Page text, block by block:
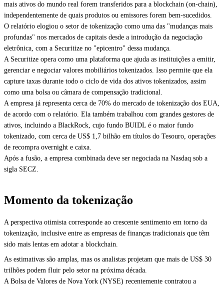
mais ativos do mundo real forem transferidos para a blockchain (on-chain),
independentemente de quais produtos ou emissores forem bem-sucedidos.
O relatório elogiou o setor de tokenização como uma das "mudanças mais
profundas" nos mercados de capitais desde a introdução da negociação
eletrônica, com a Securitize no "epicentro" dessa mudança.
A Securitize opera como uma plataforma que ajuda as instituições a emitir,
gerenciar e negociar valores mobiliários tokenizados. Isso permite que ela
capture taxas durante todo o ciclo de vida dos ativos tokenizados, assim
como uma bolsa ou câmara de compensação tradicional.
A empresa já representa cerca de 70% do mercado de tokenização dos EUA,
de acordo com o relatório. Ela também trabalhou com grandes gestores de
ativos, incluindo a BlackRock, cujo fundo BUIDL é o maior fundo
tokenizado, com cerca de US$ 1,7 bilhão em títulos do Tesouro, operações
de recompra overnight e caixa.
Após a fusão, a empresa combinada deve ser negociada na Nasdaq sob a
sigla SECZ.
Momento da tokenização
A perspectiva otimista corresponde ao crescente sentimento em torno da
tokenização, inclusive entre as empresas de finanças tradicionais que têm
sido mais lentas em adotar a blockchain.
As estimativas são amplas, mas os analistas projetam que mais de US$ 30
trilhões podem fluir pelo setor na próxima década.
A Bolsa de Valores de Nova York (NYSE) recentemente contratou a